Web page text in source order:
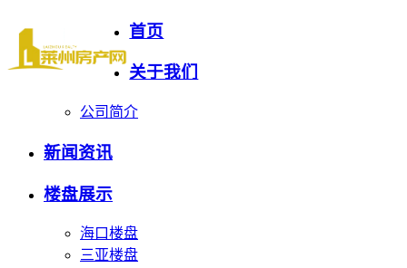
首页
关于我们
公司简介
新闻资讯
楼盘展示
海口楼盘
三亚楼盘